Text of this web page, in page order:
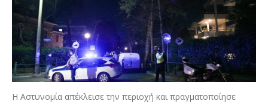
Η Αστυνομία απέκλεισε την περιοχή και πραγματοποίησε